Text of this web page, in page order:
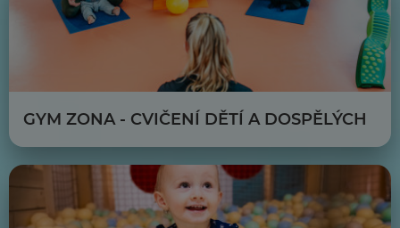
GYM ZONA - CVIČENÍ DĚTÍ A DOSPĚLÝCH